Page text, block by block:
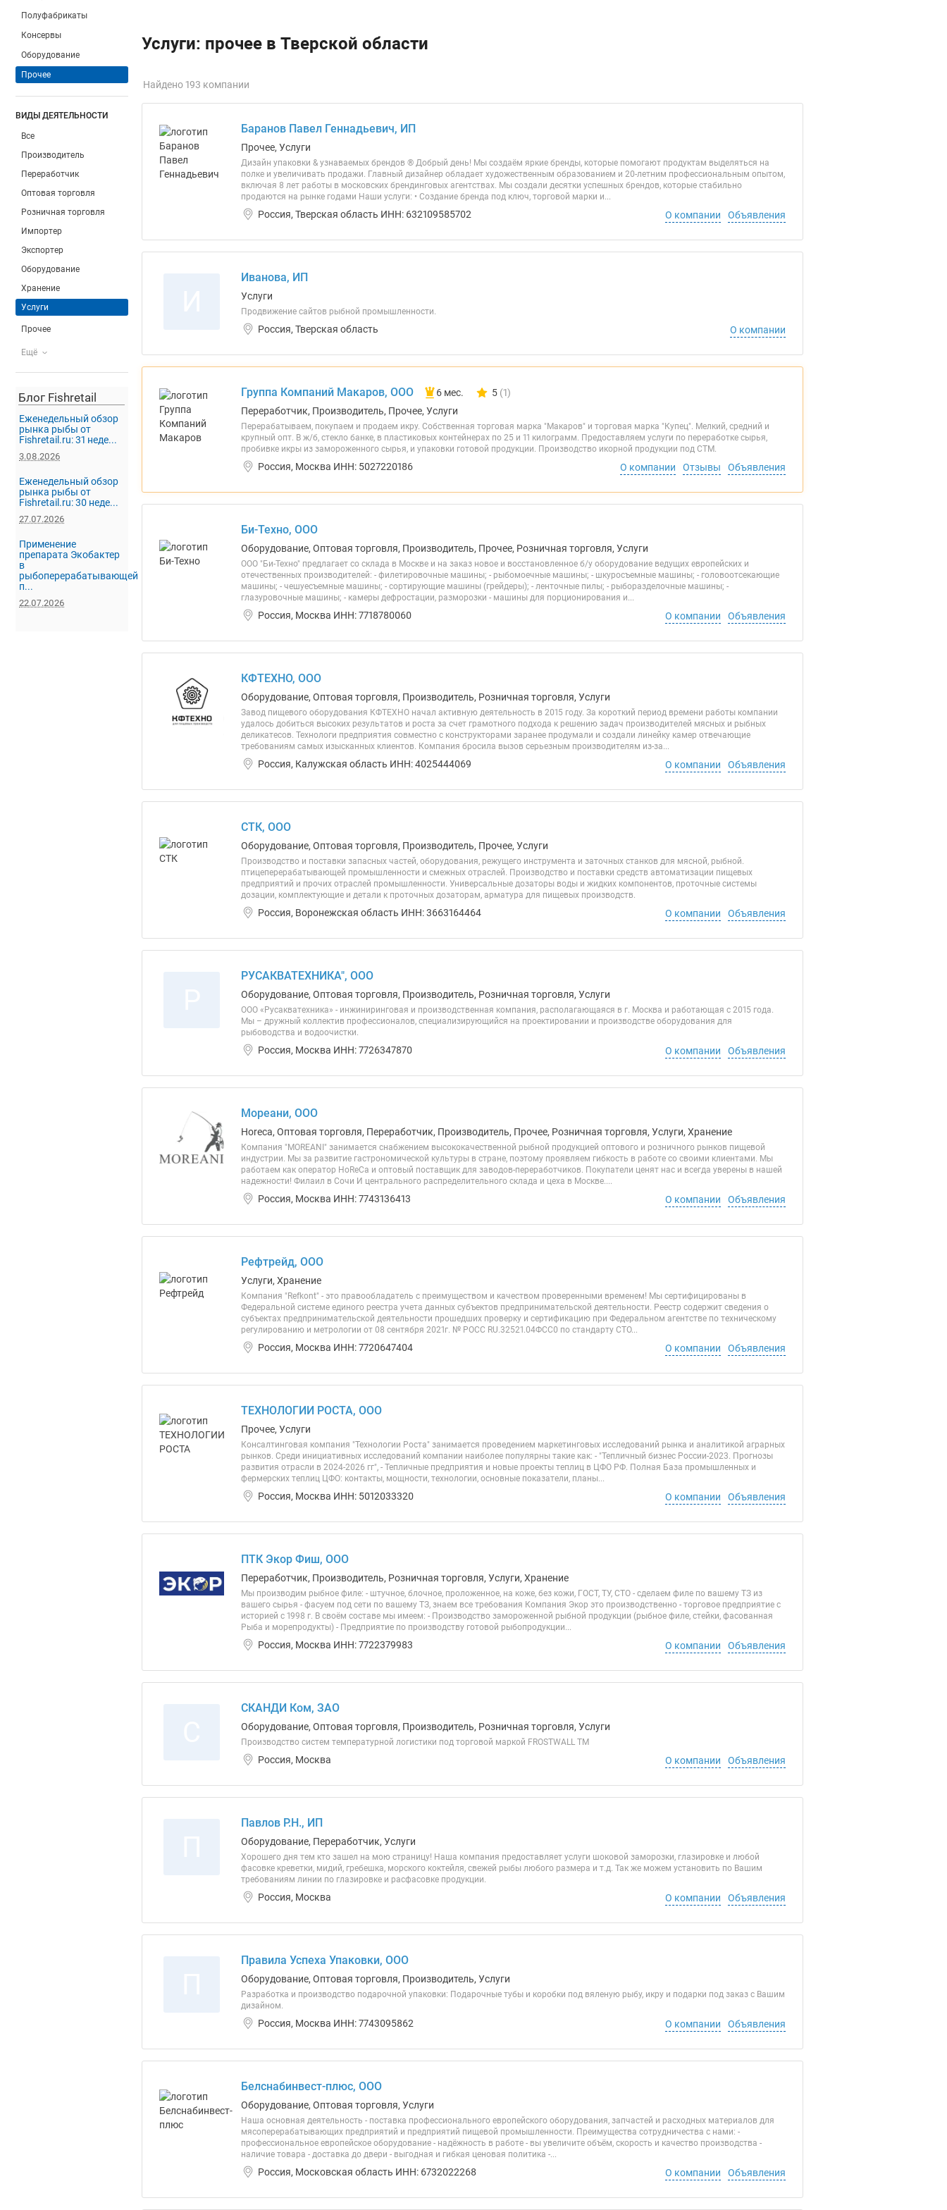
Полуфабрикаты
Консервы
Оборудование
Прочее
ВИДЫ ДЕЯТЕЛЬНОСТИ
Все
Производитель
Переработчик
Оптовая торговля
Розничная торговля
Импортер
Экспортер
Оборудование
Хранение
Услуги
Прочее
Ещё
Блог Fishretail
Еженедельный обзор
рынка рыбы от
Fishretail.ru: 31 неде...
3.08.2026
Еженедельный обзор
рынка рыбы от
Fishretail.ru: 30 неде...
27.07.2026
Применение
препарата Экобактер
в
рыбоперерабатывающей
п...
22.07.2026
Услуги: прочее в Тверской области
Найдено 193 компании
Баранов Павел Геннадьевич, ИП
Прочее, Услуги
Дизайн упаковки & узнаваемых брендов ® Добрый день! Мы создаём яркие бренды, которые помогают продуктам выделяться на
полке и увеличивать продажи. Главный дизайнер обладает художественным образованием и 20-летним профессиональным опытом,
включая 8 лет работы в московских брендинговых агентствах. Мы создали десятки успешных брендов, которые стабильно
продаются на рынке годами Наши услуги: • Создание бренда под ключ, торговой марки и...
Россия, Тверская область ИНН: 632109585702 О компании Объявления
Иванова, ИП
Услуги
Продвижение сайтов рыбной промышленности.
Россия, Тверская область О компании
Группа Компаний Макаров, ООО 6 мес.
Количество отзывов у компании всего и сегодня
5 (1)
Переработчик, Производитель, Прочее, Услуги
Перерабатываем, покупаем и продаем икру. Собственная торговая марка "Макаров" и торговая марка "Купец". Мелкий, средний и
крупный опт. В ж/б, стекло банке, в пластиковых контейнерах по 25 и 11 килограмм. Предоставляем услуги по переработке сырья,
пробивке икры из замороженного сырья, и упаковки готовой продукции. Производство икорной продукции под СТМ.
Россия, Москва ИНН: 5027220186 О компании Отзывы Объявления
Би-Техно, ООО
Оборудование, Оптовая торговля, Производитель, Прочее, Розничная торговля, Услуги
ООО "Би-Техно" предлагает со склада в Москве и на заказ новое и восстановленное б/у оборудование ведущих европейских и
отечественных производителей: - филетировочные машины; - рыбомоечные машины; - шкуросъемные машины; - головоотсекающие
машины; - чешуесъемные машины; - сортирующие машины (грейдеры); - ленточные пилы; - рыборазделочные машины; -
глазуровочные машины; - камеры дефростации, разморозки - машины для порционирования и...
Россия, Москва ИНН: 7718780060 О компании Объявления
КФТЕХНО, ООО
Оборудование, Оптовая торговля, Производитель, Розничная торговля, Услуги
Завод пищевого оборудования КФТЕХНО начал активную деятельность в 2015 году. За короткий период времени работы компании
удалось добиться высоких результатов и роста за счет грамотного подхода к решению задач производителей мясных и рыбных
деликатесов. Технологи предприятия совместно с конструкторами заранее продумали и создали линейку камер отвечающие
требованиям самых изысканных клиентов. Компания бросила вызов серьезным производителям из-за...
Россия, Калужская область ИНН: 4025444069 О компании Объявления
СТК, ООО
Оборудование, Оптовая торговля, Производитель, Прочее, Услуги
Производство и поставки запасных частей, оборудования, режущего инструмента и заточных станков для мясной, рыбной.
птицеперерабатывающей промышленности и смежных отраслей. Производство и поставки средств автоматизации пищевых
предприятий и прочих отраслей промышленности. Универсальные дозаторы воды и жидких компонентов, проточные системы
дозации, комплектующие и детали к проточных дозаторам, арматура для пищевых производств.
Россия, Воронежская область ИНН: 3663164464 О компании Объявления
РУСАКВАТЕХНИКА", ООО
Оборудование, Оптовая торговля, Производитель, Розничная торговля, Услуги
ООО «Русакватехника» - инжиниринговая и производственная компания, располагающаяся в г. Москва и работающая с 2015 года.
Мы – дружный коллектив профессионалов, специализирующийся на проектировании и производстве оборудования для
рыбоводства и водоочистки.
Россия, Москва ИНН: 7726347870 О компании Объявления
Мореани, ООО
Horeca, Оптовая торговля, Переработчик, Производитель, Прочее, Розничная торговля, Услуги, Хранение
Компания "MOREANI" занимается снабжением высококачественной рыбной продукцией оптового и розничного рынков пищевой
индустрии. Мы за развитие гастрономической культуры в стране, поэтому проявляем гибкость в работе со своими клиентами. Мы
работаем как оператор HoReCa и оптовый поставщик для заводов-переработчиков. Покупатели ценят нас и всегда уверены в нашей
надежности! Филаил в Сочи И центрального распределительного склада и цеха в Москве....
Россия, Москва ИНН: 7743136413 О компании Объявления
Рефтрейд, ООО
Услуги, Хранение
Компания "Refkont" - это правообладатель с преимуществом и качеством проверенными временем! Мы сертифицированы в
Федеральной системе единого реестра учета данных субъектов предпринимательской деятельности. Реестр содержит сведения о
субъектах предпринимательской деятельности прошедших проверку и сертификацию при Федеральном агентстве по техническому
регулированию и метрологии от 08 сентября 2021г. № РОСС RU.32521.04ФСС0 по стандарту СТО...
Россия, Москва ИНН: 7720647404 О компании Объявления
ТЕХНОЛОГИИ РОСТА, ООО
Прочее, Услуги
Консалтинговая компания "Технологии Роста" занимается проведением маркетинговых исследований рынка и аналитикой аграрных
рынков. Среди инициативных исследований компании наиболее популярны такие как: - "Тепличный бизнес России-2023. Прогнозы
развития отрасли в 2024-2026 гг", - Тепличные предприятия и новые проекты теплиц в ЦФО РФ. Полная База промышленных и
фермерских теплиц ЦФО: контакты, мощности, технологии, основные показатели, планы...
Россия, Москва ИНН: 5012033320 О компании Объявления
ПТК Экор Фиш, ООО
Переработчик, Производитель, Розничная торговля, Услуги, Хранение
Мы производим рыбное филе: - штучное, блочное, проложенное, на коже, без кожи, ГОСТ, ТУ, СТО - сделаем филе по вашему ТЗ из
вашего сырья - фасуем под сети по вашему ТЗ, знаем все требования Компания Экор это производственно - торговое предприятие с
историей с 1998 г. В своём составе мы имеем: - Производство замороженной рыбной продукции (рыбное филе, стейки, фасованная
Рыба и морепродукты) - Предприятие по производству готовой рыбопродукции...
Россия, Москва ИНН: 7722379983 О компании Объявления
СКАНДИ Ком, ЗАО
Оборудование, Оптовая торговля, Производитель, Розничная торговля, Услуги
Производство систем температурной логистики под торговой маркой FROSTWALL ТМ
Россия, Москва О компании Объявления
Павлов Р.Н., ИП
Оборудование, Переработчик, Услуги
Хорошего дня тем кто зашел на мою страницу! Наша компания предоставляет услуги шоковой заморозки, глазировке и любой
фасовке креветки, мидий, гребешка, морского коктейля, свежей рыбы любого размера и т.д. Так же можем установить по Вашим
требованиям линии по глазировке и расфасовке продукции.
Россия, Москва О компании Объявления
Правила Успеха Упаковки, ООО
Оборудование, Оптовая торговля, Производитель, Услуги
Разработка и производство подарочной упаковки: Подарочные тубы и коробки под вяленую рыбу, икру и подарки под заказ с Вашим
дизайном.
Россия, Москва ИНН: 7743095862 О компании Объявления
Белснабинвест-плюс, ООО
Оборудование, Оптовая торговля, Услуги
Наша основная деятельность - поставка профессионального европейского оборудования, запчастей и расходных материалов для
мясоперерабатывающих предприятий и предприятий пищевой промышленности. Преимущества сотрудничества с нами: -
профессиональное европейское оборудование - надёжность в работе - вы увеличите объём, скорость и качество производства -
наличие товара - доставка до двери - выгодная и гибкая ценовая политика -...
Россия, Московская область ИНН: 6732022268 О компании Объявления